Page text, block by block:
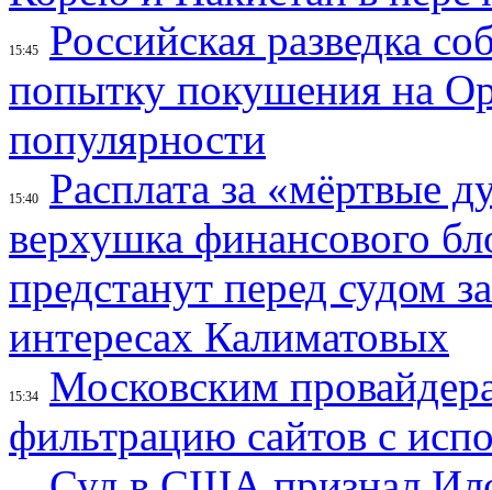
15:45
Российская разведка
попытку покушения на
популярности
15:40
Расплата за «мёртвые
верхушка финансового
предстанут перед судом
интересах Калиматовых
15:34
Московским
фильтрацию сайтов с